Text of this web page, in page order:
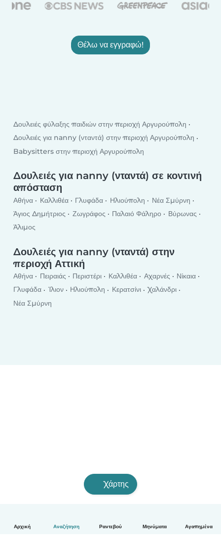
Αρχική Αναζήτηση Ραντεβού Μηνύματα Αγαπημένα
Θέλω να εγγραφώ!
Δουλειές φύλαξης παιδιών στην περιοχή Αργυρούπολη
Δουλειές για nanny (νταντά) στην περιοχή Αργυρούπολη
Babysitters στην περιοχή Αργυρούπολη
Δουλειές για nanny (νταντά) σε κοντινή
απόσταση
Αθήνα Καλλιθέα Γλυφάδα Ηλιούπολη
Νέα Σμύρνη
Άγιος Δημήτριος
Ζωγράφος Παλαιό Φάληρο
Βύρωνας
Άλιμος
Δουλειές για nanny (νταντά) στην
περιοχή Αττική
Αθήνα Πειραιάς Περιστέρι Καλλιθέα Αχαρνές
Νίκαια
Γλυφάδα
Ίλιον Ηλιούπολη Κερατσίνι
Χαλάνδρι
Νέα Σμύρνη
Χάρτης